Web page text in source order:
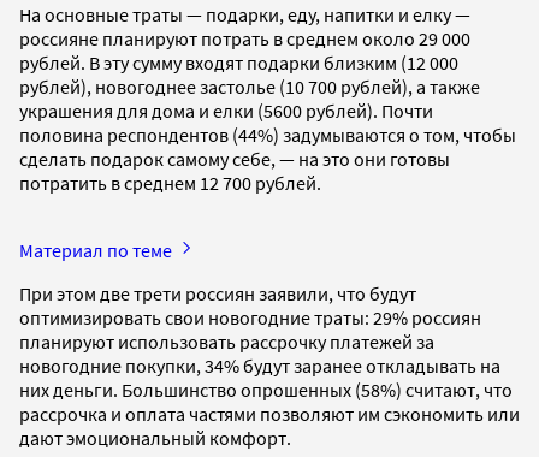
На основные траты — подарки, еду, напитки и елку —
россияне планируют потрать в среднем около 29 000
рублей. В эту сумму входят подарки близким (12 000
рублей), новогоднее застолье (10 700 рублей), а также
украшения для дома и елки (5600 рублей). Почти
половина респондентов (44%) задумываются о том, чтобы
сделать подарок самому себе, — на это они готовы
потратить в среднем 12 700 рублей.
Материал по теме
При этом две трети россиян заявили, что будут
оптимизировать свои новогодние траты: 29% россиян
планируют использовать рассрочку платежей за
новогодние покупки, 34% будут заранее откладывать на
них деньги. Большинство опрошенных (58%) считают, что
рассрочка и оплата частями позволяют им сэкономить или
дают эмоциональный комфорт.